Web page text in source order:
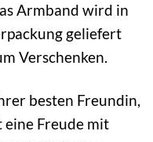
Armband wird in
geliefert
Verschenken.
besten Freundin,
Freude mit